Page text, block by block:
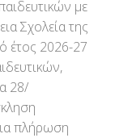
με
Σχολεία της
έτος 2026-27
28/
πλήρωση